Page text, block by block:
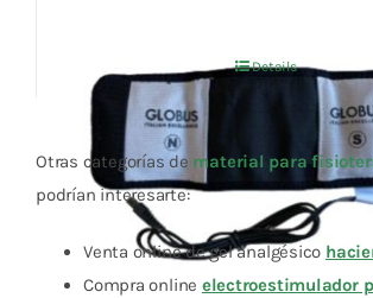
era:
81,00 €.
es:
76,95 €.
Details
Otras categorías de material para
podrían interesarte:
Venta online de gel analgésico
Compra online electroestimulador